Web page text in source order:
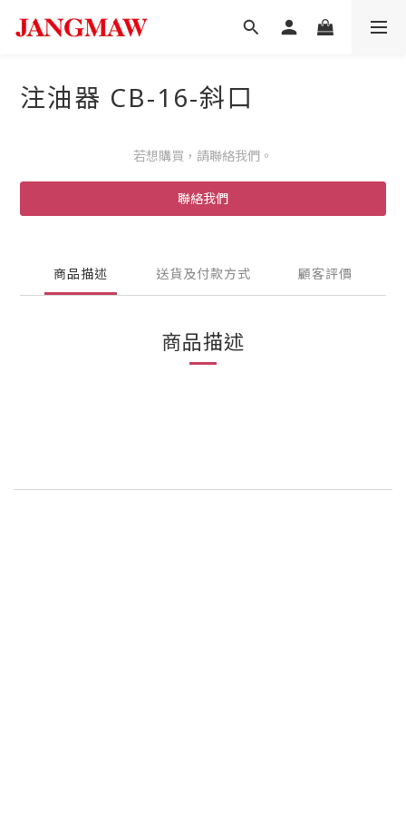
注油器 CB-16-斜口
若想購買，請聯絡我們。
聯絡我們
商品描述 送貨及付款方式 顧客評價
商品描述